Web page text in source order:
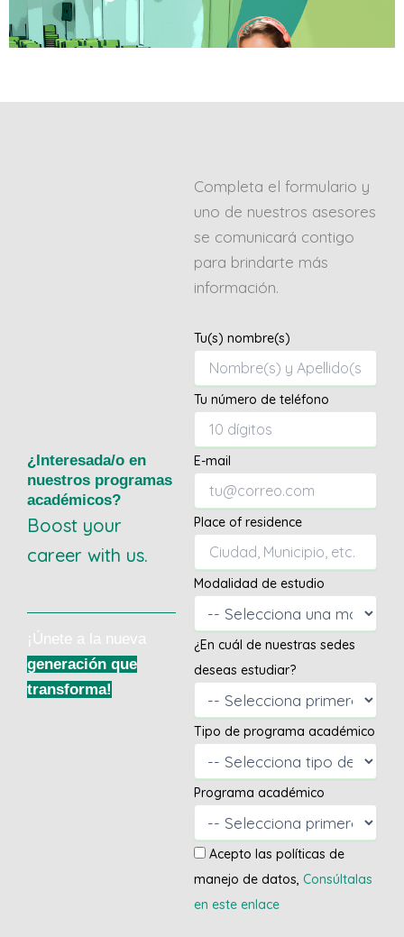
¿Interesada/o en
nuestros programas
académicos?
Boost your
career with us.
¡Únete a la nueva
generación que
transforma!
Completa el formulario y
uno de nuestros asesores
se comunicará contigo
para brindarte más
información.
Tu(s) nombre(s)
Tu número de teléfono
E-mail
Place of residence
Modalidad de estudio
¿En cuál de nuestras sedes
deseas estudiar?
Tipo de programa académico
Programa académico
Acepto las políticas de
manejo de datos, Consúltalas
en este enlace